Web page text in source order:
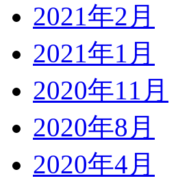
2021年2月
2021年1月
2020年11月
2020年8月
2020年4月